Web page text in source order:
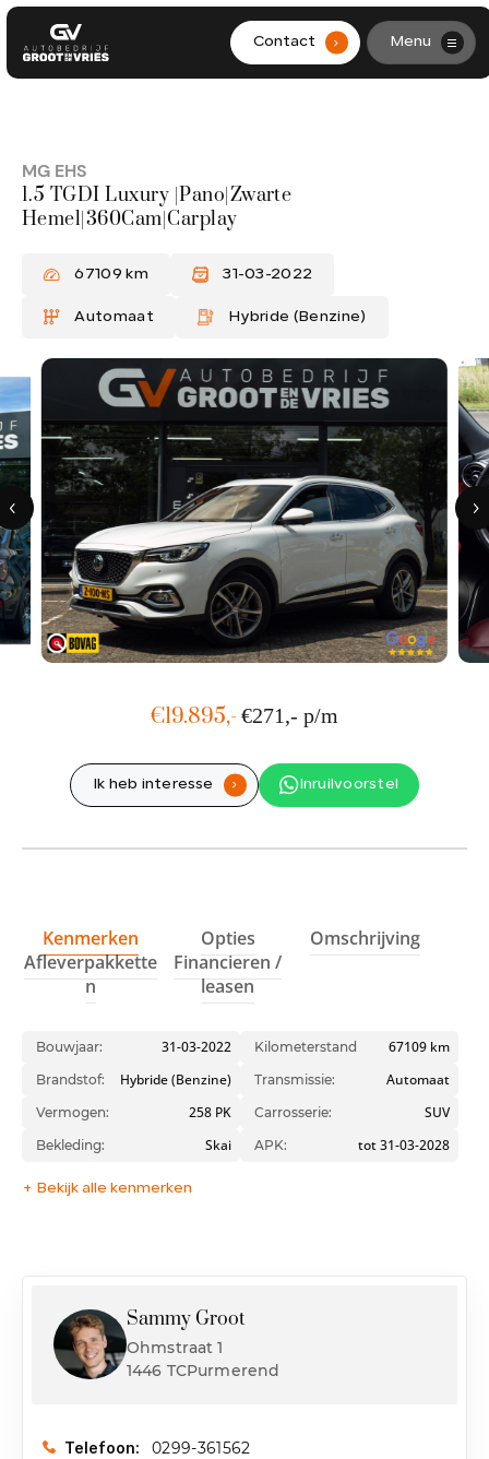
Contact . Menu
WERKPLAATS
OVER ONS
CONTACT
0299-361562
info@grootendevries.nl
Showroom adres
Ohmstraat 1
1446 TCPurmerend
Werkplaats adres
Hyacintenstraat 36A
1131 HWVolendam
MG EHS
1.5 TGDI Luxury |Pano|Zwarte
Hemel|360Cam|Carplay
67109 km 31-03-2022
Automaat Hybride (Benzine)
€19.895,- €271,- p/m
Ik heb interesse . Inruilvoorstel
Kenmerken Opties
Omschrijving
Afleverpakkette
n
Financieren /
leasen
Bouwjaar: 31-03-2022 Kilometerstand 67109 km
Brandstof: Hybride (Benzine) Transmissie: Automaat
Vermogen: 258 PK Carrosserie: SUV
Bekleding: Skai APK: tot 31-03-2028
+ Bekijk alle kenmerken
Sammy Groot
Ohmstraat 1
1446 TCPurmerend
Telefoon: 0299-361562